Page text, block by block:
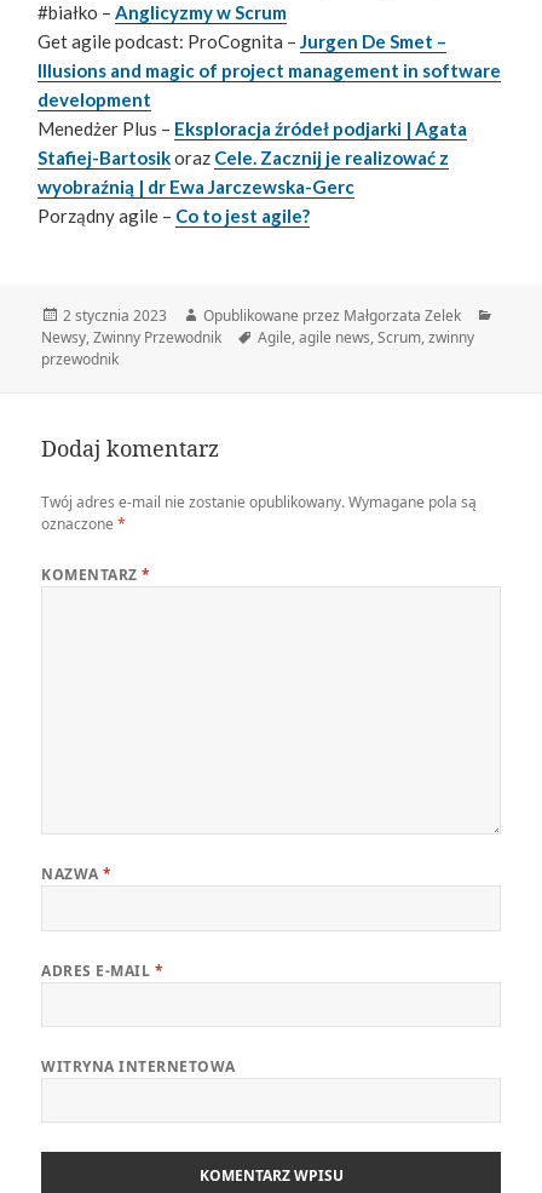
#białko –Anglicyzmy w Scrum
Get agile podcast: ProCognita –Jurgen De Smet –
Illusions and magic of project management in software
development
Menedżer Plus – Eksploracja źródeł podjarki | Agata
Stafiej-Bartosikoraz Cele. Zacznij je realizować z
wyobraźnią | dr Ewa Jarczewska-Gerc
Porządny agile – Co to jest agile?
Data
publikacji
2 stycznia 2023 Autor
Opublikowane przez Małgorzata Zelek
Newsy,Zwinny Przewodnik Tagi
Agile,agile news,Scrum,zwinny
przewodnik
Dodaj komentarz
Twój adres e-mail nie zostanie opublikowany. Wymagane pola są
oznaczone*
KOMENTARZ*
NAZWA*
ADRES E-MAIL *
WITRYNA INTERNETOWA